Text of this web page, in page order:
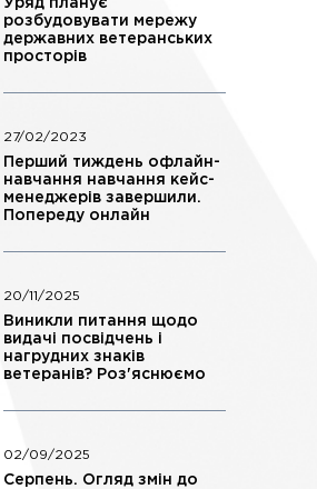
Уряд планує
розбудовувати мережу
державних ветеранських
просторів
27/02/2023
Перший тиждень офлайн-
навчання навчання кейс-
менеджерів завершили.
Попереду онлайн
20/11/2025
Виникли питання щодо
видачі посвідчень і
нагрудних знаків
ветеранів? Роз'яснюємо
02/09/2025
Серпень. Огляд змін до